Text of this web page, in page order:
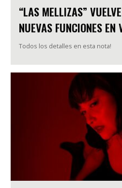
“LAS MELLIZAS”
NUEVAS FUNCIONES
Todos los detalles en esta nota!